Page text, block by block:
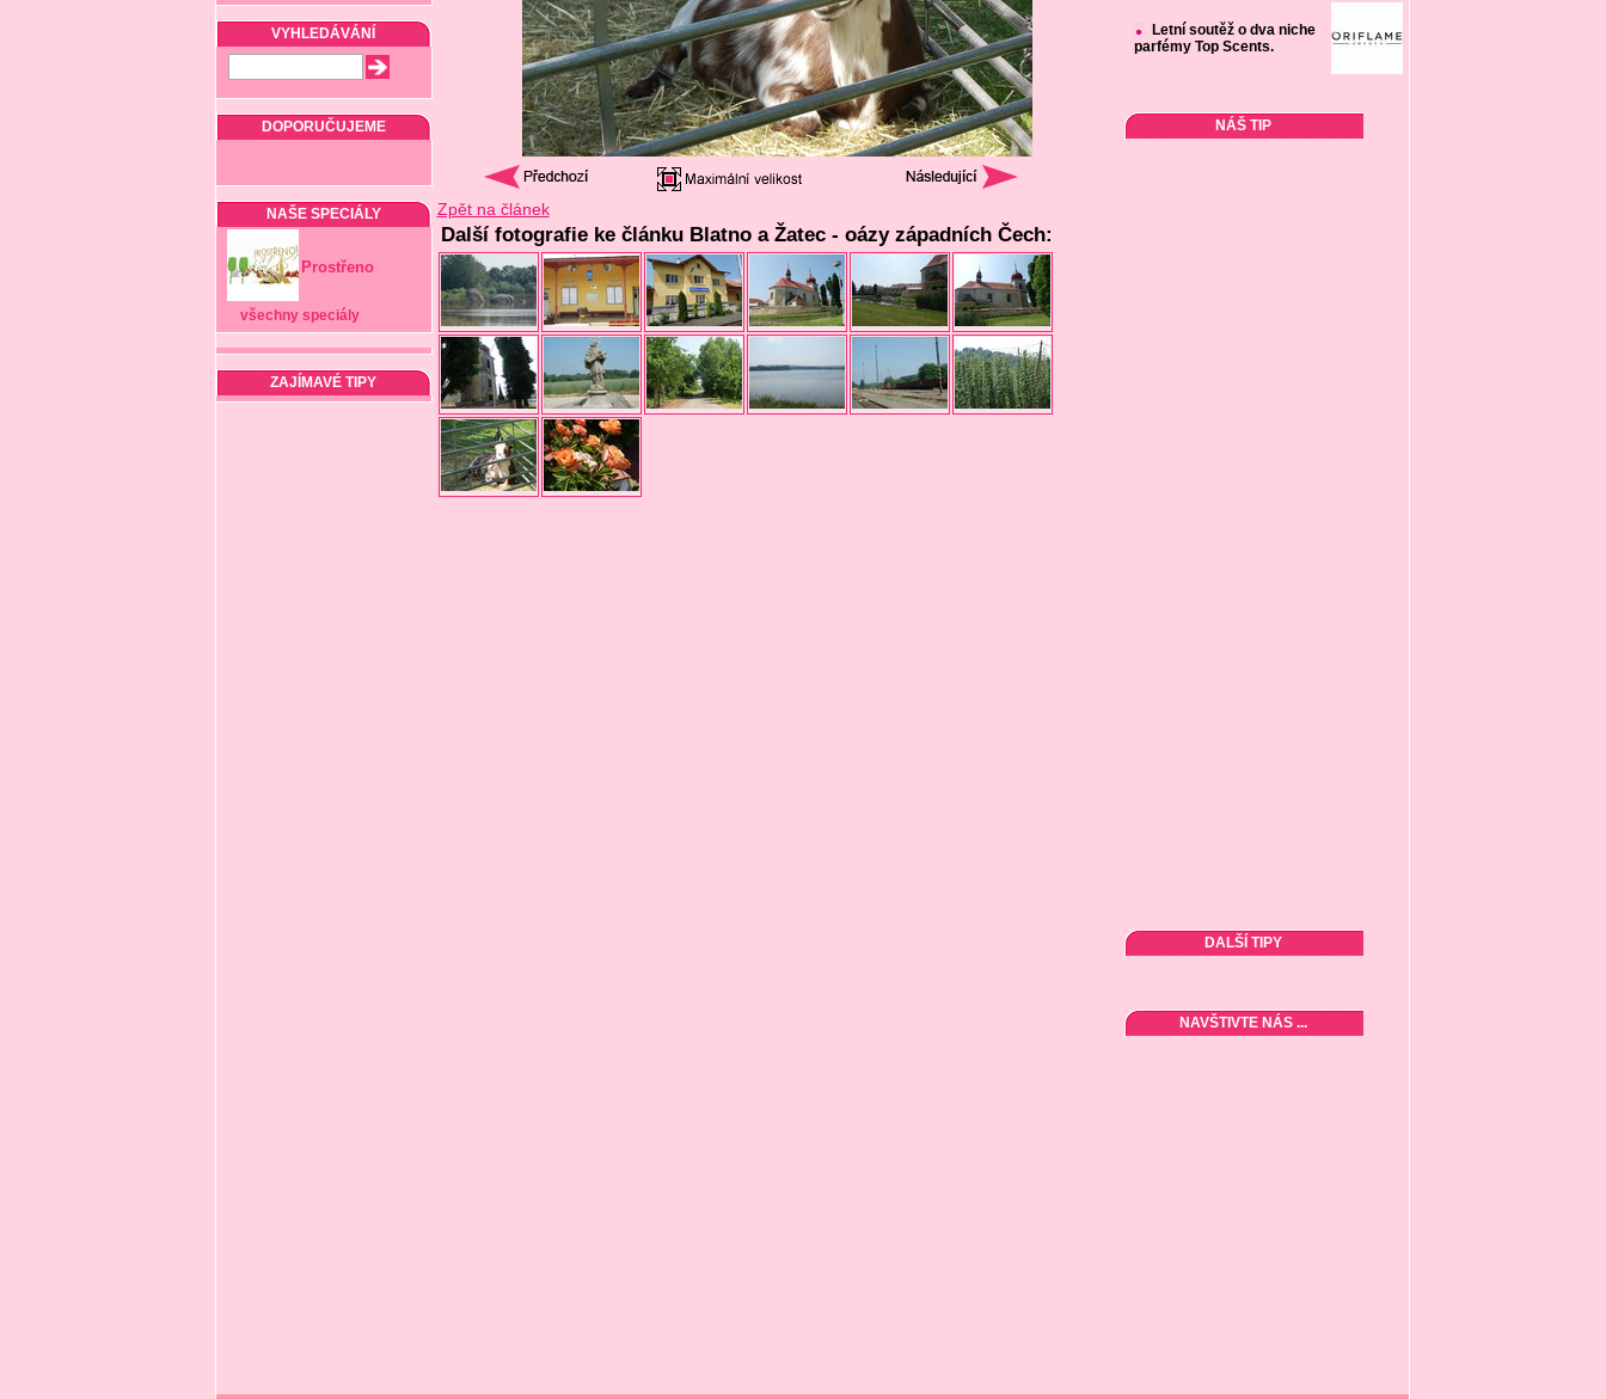
VYHLEDÁVÁNÍ
DOPORUČUJEME
NAŠE SPECIÁLY
Prostřeno
všechny speciály
ZAJÍMAVÉ TIPY
Zpět na článek
Další fotografie ke článku Blatno a Žatec - oázy západních Čech:
Letní soutěž o dva niche
parfémy Top Scents.
NÁŠ TIP
DALŠÍ TIPY
NAVŠTIVTE NÁS ...